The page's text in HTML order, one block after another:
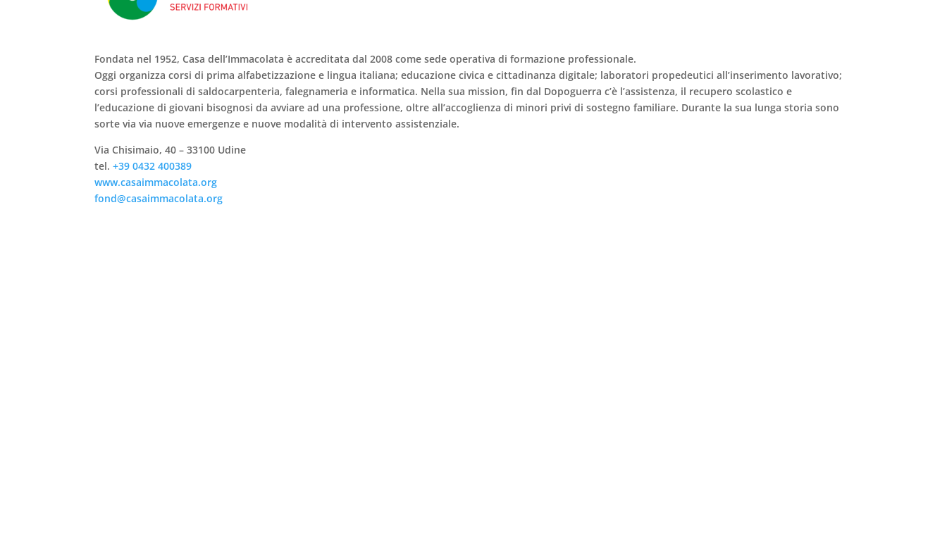
Fondata nel 1952, Casa dell’Immacolata è accreditata dal 2008 come sede operativa di formazione professionale.
Oggi organizza corsi di prima alfabetizzazione e lingua italiana;educazione civica ecittadinanza digitale; laboratori propedeutici all’inserimento lavorativo;
corsi professionali disaldocarpenteria,falegnameria e informatica. Nella sua mission, fin dal Dopoguerra c’è l’assistenza, il recupero scolastico e
l’educazione di giovani bisognosi da avviare ad una professione, oltre all’accoglienza di minori privi di sostegno familiare. Durante la sua lunga storia sono
sorte via via nuove emergenze e nuove modalità di intervento assistenziale.
Via Chisimaio, 40 – 33100 Udine
tel.+39 0432 400389
www.casaimmacolata.org
fond@casaimmacolata.org